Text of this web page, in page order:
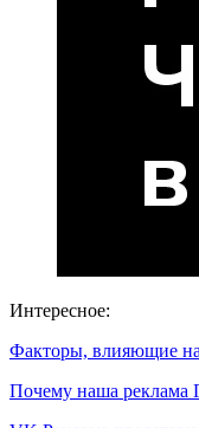
Интересное:
Факторы, влияющие на
Почему наша реклама